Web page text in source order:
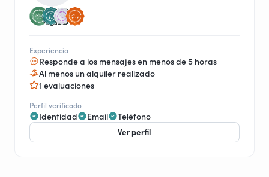
Experiencia
Responde a los mensajes en menos de 5 horas
Al menos un alquiler realizado
1 evaluaciones
Perfil verificado
Identidad Email Teléfono
Ver perfil